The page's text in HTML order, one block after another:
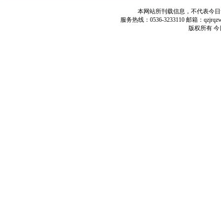
本网站所刊载信息，不代表今
服务热线：0536-3233110 邮箱：
版权所有 今